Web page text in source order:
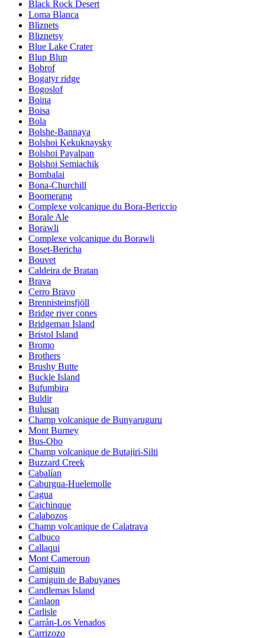
Black Rock Desert
Loma Blanca
Bliznets
Bliznetsy
Blue Lake Crater
Blup Blup
Bobrof
Bogatyr ridge
Bogoslof
Boina
Boisa
Bola
Bolshe-Bannaya
Bolshoi Kekuknaysky
Bolshoi Payalpan
Bolshoi Semiachik
Bombalai
Bona-Churchill
Boomerang
Complexe volcanique du Bora-Bericcio
Borale Ale
Borawli
Complexe volcanique du Borawli
Boset-Bericha
Bouvet
Caldeira de Bratan
Brava
Cerro Bravo
Brennisteinsfjöll
Bridge river cones
Bridgeman Island
Bristol Island
Bromo
Brothers
Brushy Butte
Buckle Island
Bufumbira
Buldir
Bulusan
Champ volcanique de Bunyaruguru
Mont Burney
Bus-Obo
Champ volcanique de Butajiri-Silti
Buzzard Creek
Cabalían
Caburgua-Huelemolle
Cagua
Caichinque
Calabozos
Champ volcanique de Calatrava
Calbuco
Callaqui
Mont Cameroun
Camiguin
Camiguin de Babuyanes
Candlemas Island
Canlaon
Carlisle
Carrán-Los Venados
Carrizozo